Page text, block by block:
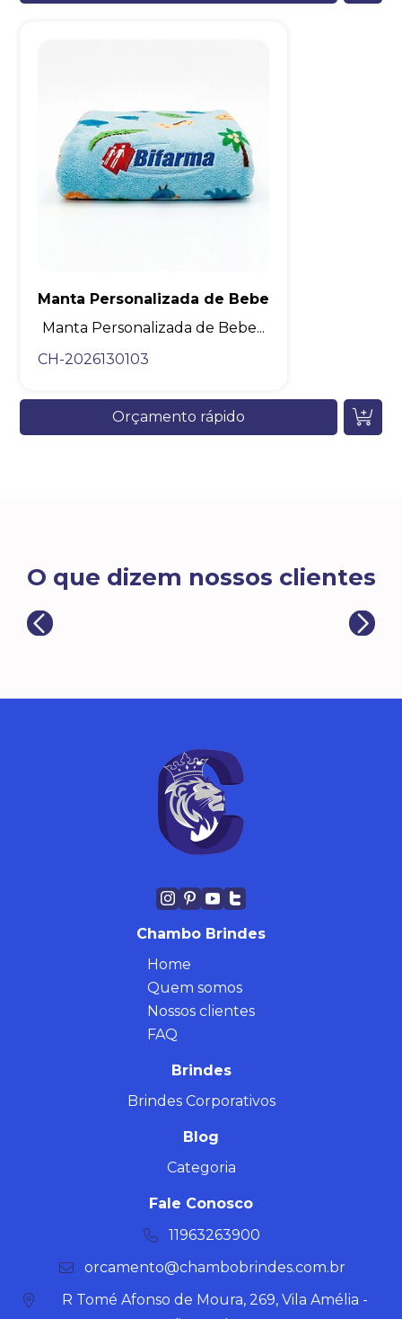
Manta Personalizada de Bebe
Manta Personalizada de Bebe...
CH-2026130103
Orçamento rápido
O que dizem nossos clientes
Chambo Brindes
Home
Quem somos
Nossos clientes
FAQ
Brindes
Brindes Corporativos
Blog
Categoria
Fale Conosco
11963263900
orcamento@chambobrindes.com.br
R Tomé Afonso de Moura, 269, Vila Amélia -